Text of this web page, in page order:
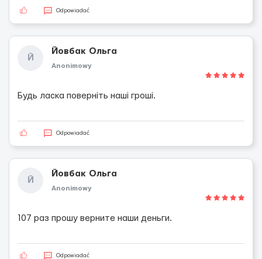
Odpowiadać
Й
Йовбак Ольга
Anonimowy
Будь ласка поверніть наші гроші.
Odpowiadać
Й
Йовбак Ольга
Anonimowy
107 раз прошу верните наши деньги.
Odpowiadać